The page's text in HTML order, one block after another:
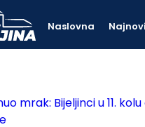
Naslovna